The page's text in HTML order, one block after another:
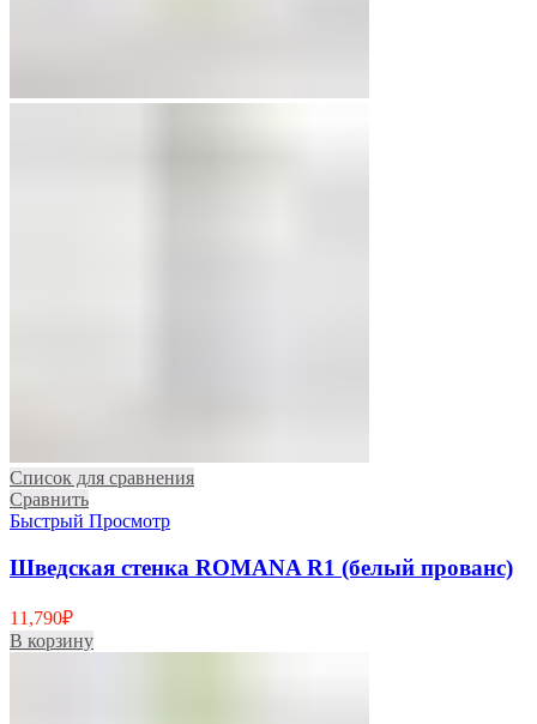
Список для сравнения
Сравнить
Быстрый Просмотр
Шведская стенка ROMANA R1 (белый прованс)
11,790₽
В корзину